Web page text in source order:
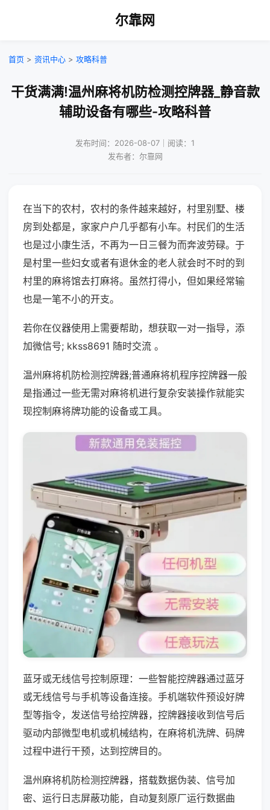
尔靠网
首页 > 资讯中心 > 攻略科普
干货满满!温州麻将机防检测控牌器_静音款
辅助设备有哪些-攻略科普
发布时间：2026-08-07｜阅读：1
发布者：尔靠网
在当下的农村，农村的条件越来越好，村里别墅、楼
房到处都是，家家户户几乎都有小车。村民们的生活
也是过小康生活，不再为一日三餐为而奔波劳碌。于
是村里一些妇女或者有退休金的老人就会时不时的到
村里的麻将馆去打麻将。虽然打得小，但如果经常输
也是一笔不小的开支。
若你在仪器使用上需要帮助，想获取一对一指导，添
加微信号; kkss8691 随时交流 。
温州麻将机防检测控牌器;普通麻将机程序控牌器一般
是指通过一些无需对麻将机进行复杂安装操作就能实
现控制麻将牌功能的设备或工具。
蓝牙或无线信号控制原理：一些智能控牌器通过蓝牙
或无线信号与手机等设备连接。手机端软件预设好牌
型等指令，发送信号给控牌器，控牌器接收到信号后
驱动内部微型电机或机械结构，在麻将机洗牌、码牌
过程中进行干预，达到控牌目的。
温州麻将机防检测控牌器，搭载数据伪装、信号加
密、运行日志屏蔽功能，自动复刻原厂运行数据曲